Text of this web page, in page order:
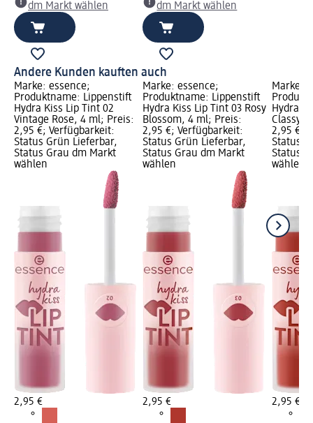
dm Markt wählen
dm Markt wählen
Andere Kunden kauften auch
Marke: essence;
Produktname: Lippenstift
Hydra Kiss Lip Tint 02
Vintage Rose, 4 ml; Preis:
2,95 €; Verfügbarkeit:
Status Grün Lieferbar,
Status Grau dm Markt
wählen
2,95 €
Marke: essence;
Produktname: Lippenstift
Hydra Kiss Lip Tint 03 Rosy
Blossom, 4 ml; Preis:
2,95 €; Verfügbarkeit:
Status Grün Lieferbar,
Status Grau dm Markt
wählen
2,95 €
Marke:
Hydra
Classy
2,95 €;
Status
Status
wählen
2,95 €